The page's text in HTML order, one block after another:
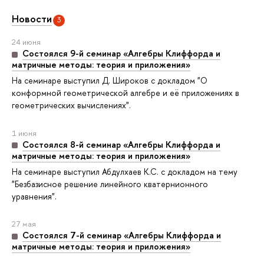
Новости 3
24 июня
Состоялся 9-й семинар «Алгебры Клиффорда и
матричные методы: теория и приложения»
На семинаре выступил Д. Широков с докладом "О
конформной геометрической алгебре и её приложениях в
геометрических вычислениях".
1 июня
Состоялся 8-й семинар «Алгебры Клиффорда и
матричные методы: теория и приложения»
На семинаре выступил Абдулхаев К.С. с докладом на тему
"Безбазисное решение линейного кватернионного
уравнения".
27 мая
Состоялся 7-й семинар «Алгебры Клиффорда и
матричные методы: теория и приложения»